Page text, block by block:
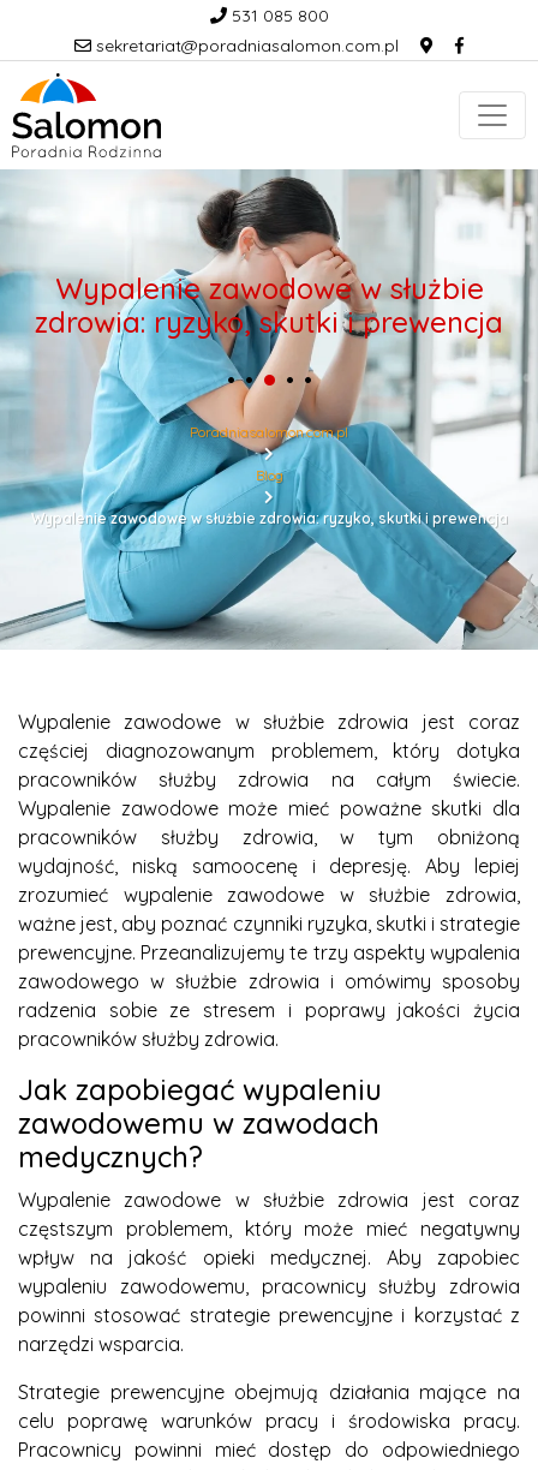
531 085 800
sekretariat@poradniasalomon.com.pl
Wypalenie zawodowe w służbie
zdrowia: ryzyko, skutki i prewencja
Poradniasalomon.com.pl
Blog
Wypalenie zawodowe w służbie zdrowia: ryzyko, skutki i prewencja
Wypalenie zawodowe w służbie zdrowia jest coraz
częściej diagnozowanym problemem, który dotyka
pracowników służby zdrowia na całym świecie.
Wypalenie zawodowe może mieć poważne skutki dla
pracowników służby zdrowia, w tym obniżoną
wydajność, niską samoocenę i depresję. Aby lepiej
zrozumieć wypalenie zawodowe w służbie zdrowia,
ważne jest, aby poznać czynniki ryzyka, skutki i strategie
prewencyjne. Przeanalizujemy te trzy aspekty wypalenia
zawodowego w służbie zdrowia i omówimy sposoby
radzenia sobie ze stresem i poprawy jakości życia
pracowników służby zdrowia.
Jak zapobiegać wypaleniu
zawodowemu w zawodach
medycznych?
Wypalenie zawodowe w służbie zdrowia jest coraz
częstszym problemem, który może mieć negatywny
wpływ na jakość opieki medycznej. Aby zapobiec
wypaleniu zawodowemu, pracownicy służby zdrowia
powinni stosować strategie prewencyjne i korzystać z
narzędzi wsparcia.
Strategie prewencyjne obejmują działania mające na
celu poprawę warunków pracy i środowiska pracy.
Pracownicy powinni mieć dostęp do odpowiedniego